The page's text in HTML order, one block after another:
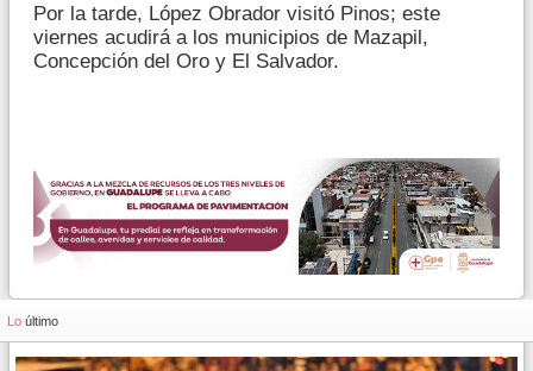
Por la tarde, López Obrador visitó Pinos; este
viernes acudirá a los municipios de Mazapil,
Concepción del Oro y El Salvador.
Lo último